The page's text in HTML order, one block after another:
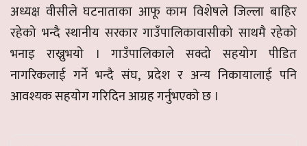
अध्यक्ष वीसीले घटनाताका आफू काम विशेषले जिल्ला बाहिर
रहेको भन्दै स्थानीय सरकार गाउँपालिकावासीको साथमै रहेको
भनाइ राख्नुभयो । गाउँपालिकाले सक्दो सहयोग पीडित
नागरिकलाई गर्ने भन्दै संघ, प्रदेश र अन्य निकायालाई पनि
आवश्यक सहयोग गरिदिन आग्रह गर्नुभएको छ ।